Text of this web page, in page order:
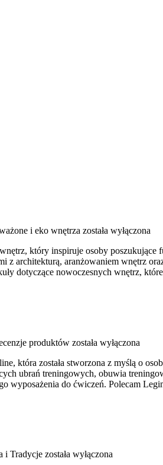
i eko wnętrza została wyłączona
który inspiruje osoby poszukujące
z architekturą, aranżowaniem wnętrz
dotyczące nowoczesnych wnętrz,
produktów została wyłączona
która została stworzona z myślą o
ubrań treningowych, obuwia
wyposażenia do ćwiczeń. Polecam
i Tradycje została wyłączona